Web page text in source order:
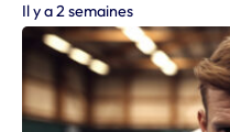
Il y a 2 semaines